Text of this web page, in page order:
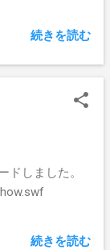
強化期間なた
続きを読む
ドしました。
続きを読む